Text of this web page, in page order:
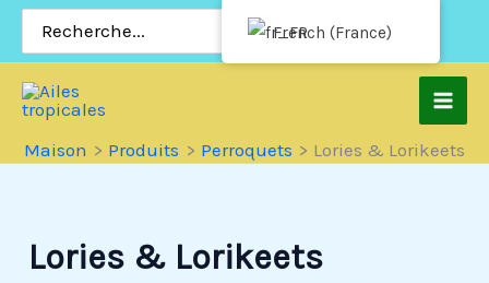
Passer
Maison Produits Perroquets Lories & Lorikeets
Lories & Lorikeets
French (France)